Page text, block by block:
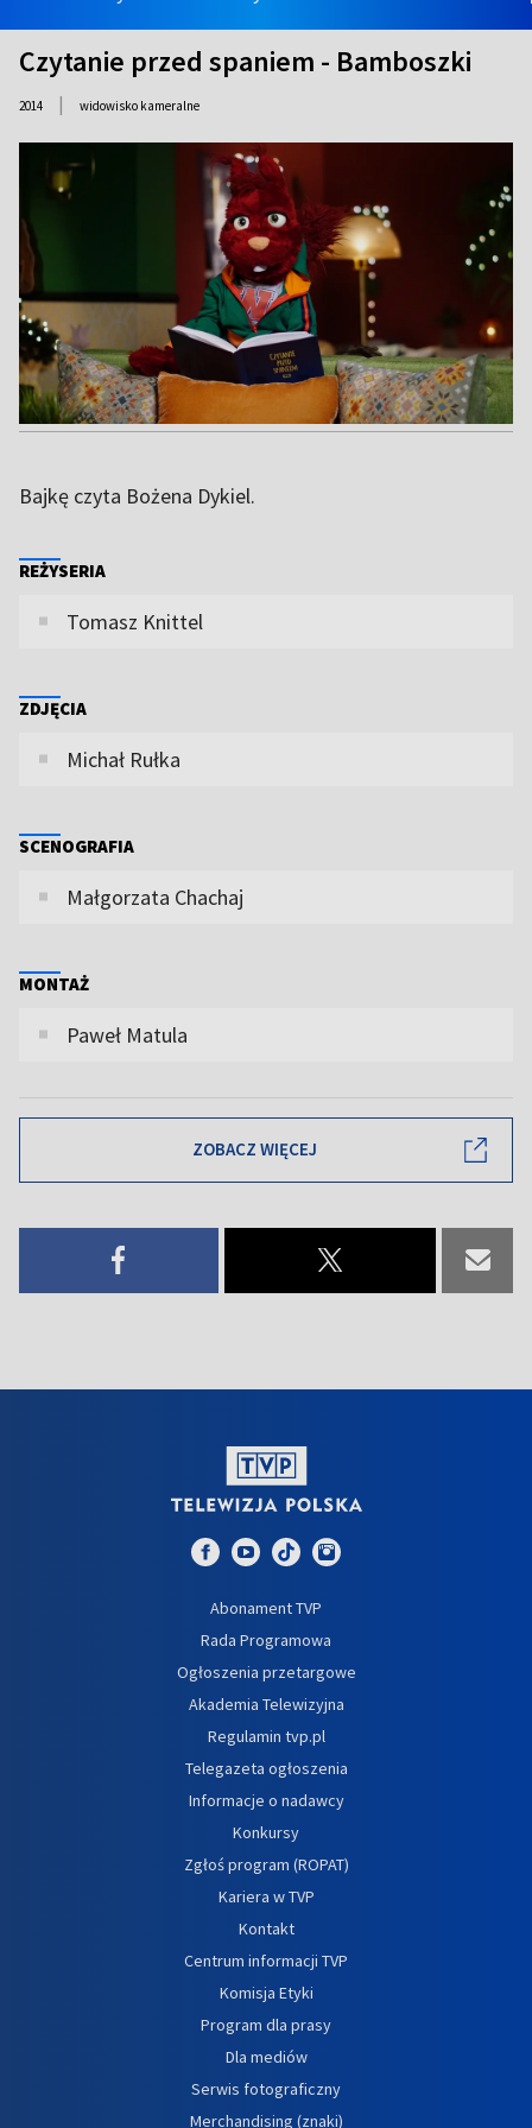
Czytanie przed spaniem - Bamboszki
2014 | widowisko kameralne
Bajkę czyta Bożena Dykiel.
REŻYSERIA
Tomasz Knittel
ZDJĘCIA
Michał Rułka
SCENOGRAFIA
Małgorzata Chachaj
MONTAŻ
Paweł Matula
ZOBACZ WIĘCEJ
Abonament TVP
Rada Programowa
Ogłoszenia przetargowe
Akademia Telewizyjna
Regulamin tvp.pl
Telegazeta ogłoszenia
Informacje o nadawcy
Konkursy
Zgłoś program (ROPAT)
Kariera w TVP
Kontakt
Centrum informacji TVP
Komisja Etyki
Program dla prasy
Dla mediów
Serwis fotograficzny
Merchandising (znaki)